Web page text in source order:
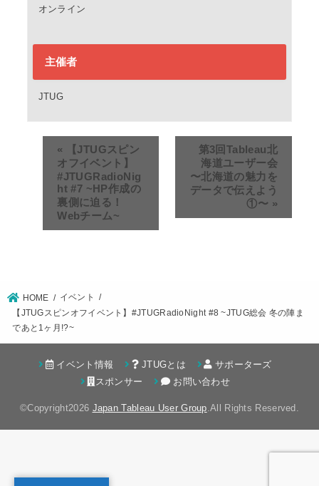
オンライン
主催者
JTUG
« 【JTUGスピン
オフイベント】
#JTUGRadioNig
ht #7 ~HP作成の
裏側に迫る！
Webチーム~
第3回Tableau北
海道ユーザー会
〜北海道の魅力を
データで伝えよう
①〜 »
HOME
イベント
【JTUGスピンオフイベント】#JTUGRadioNight #8 ~JTUG総会 冬の陣ま
であと1ヶ月!?~
イベント情報 JTUGとは
サポーターズ
スポンサー
お問い合わせ
©Copyright2026 Japan Tableau User Group.All Rights Reserved.